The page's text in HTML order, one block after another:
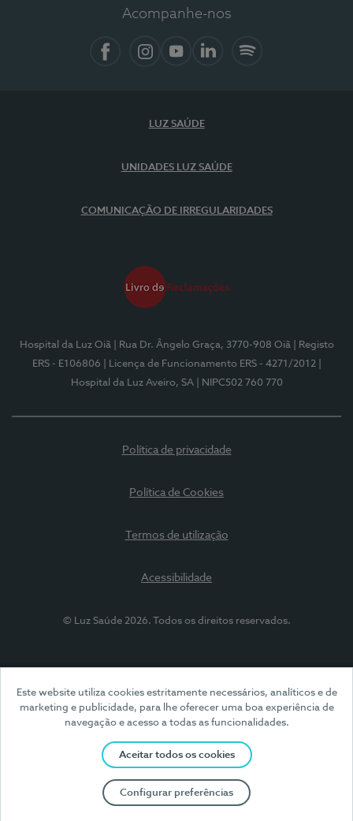
Este website utiliza cookies estritamente necessários, analíticos e de
marketing e publicidade, para lhe oferecer uma boa experiência de
navegação e acesso a todas as funcionalidades.
Aceitar todos os cookies
Configurar preferências
Acompanhe-nos
LUZ SAÚDE
UNIDADES LUZ SAÚDE
COMUNICAÇÃO DE IRREGULARIDADES
Hospital da Luz Oiã | Rua Dr. Ângelo Graça, 3770-908 Oiã
| Registo
ERS - E106806
| Licença de Funcionamento ERS - 4271/2012
Hospital da Luz Aveiro, SA
| NIPC502 760 770
Política de privacidade
Política de Cookies
Termos de utilização
Acessibilidade
© Luz Saúde 2026. Todos os direitos reservados.